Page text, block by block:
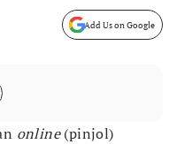
Add Us on Google
online(pinjol)